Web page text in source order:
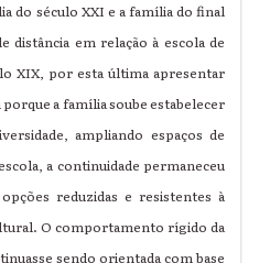
do século XXI e a família do final
distância em relação à escola de
XIX, por esta última apresentar
a família soube estabelecer
ampliando espaços de
a continuidade permaneceu
reduzidas e resistentes à
O comportamento rígido da
sendo orientada com base